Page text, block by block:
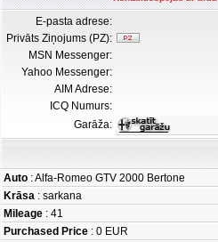
E-pasta adrese:
Privāts Ziņojums (PZ):
MSN Messenger:
Yahoo Messenger:
AIM Adrese:
ICQ Numurs:
Garāža:
Auto : Alfa-Romeo GTV 2000 Bertone
Krāsa : sarkana
Mileage : 41
Purchased Price : 0 EUR